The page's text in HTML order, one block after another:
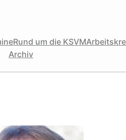
Rund um die KSVM
Archiv